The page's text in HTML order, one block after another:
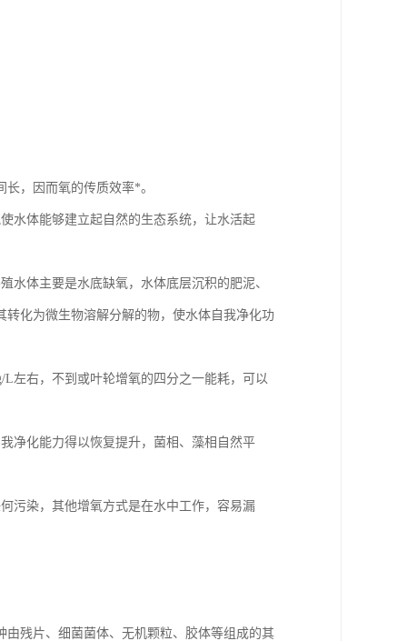
，因而氧的传质效率*。
水体能够建立起自然的生态系统，让水活起
水体主要是水底缺氧，水体底层沉积的肥泥、
化为微生物溶解分解的物，使水体自我净化功
左右，不到或叶轮增氧的四分之一能耗，可以
净化能力得以恢复提升，菌相、藻相自然平
污染，其他增氧方式是在水中工作，容易漏
残片、细菌菌体、无机颗粒、胶体等组成的其